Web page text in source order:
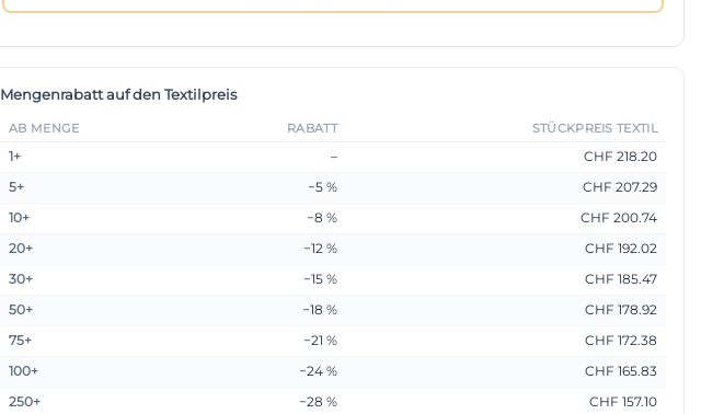
Mengenrabatt auf den Textilpreis
AB MENGE RABATT STÜCKPREIS TEXTIL
1+ –
CHF 218.20
5+
−5 %
CHF 207.29
10+
−8 %
CHF 200.74
20+
−12 %
CHF 192.02
30+
−15 %
CHF 185.47
50+
−18 %
CHF 178.92
75+
−21 %
CHF 172.38
100+
−24 %
CHF 165.83
250+
−28 % CHF 157.10